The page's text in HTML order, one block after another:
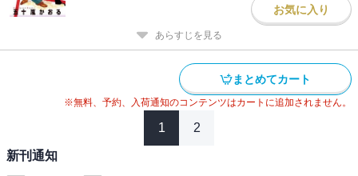
お気に入り
あらすじを見る
まとめてカート
※無料、予約、入荷通知のコンテンツはカートに追加されません。
1 2
新刊通知